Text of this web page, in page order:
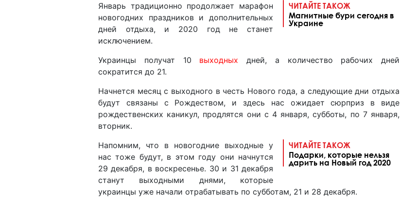
ЧИТАЙТЕ ТАКОЖ
Магнитные бури сегодня в
Украине
Январь традиционно продолжает марафон
новогодних праздников и дополнительных
дней отдыха, и 2020 год не станет
исключением.
Украинцы получат 10 выходных дней, а количество рабочих дней
сократится до 21.
Начнется месяц с выходного в честь Нового года, а следующие дни отдыха
будут связаны с Рождеством, и здесь нас ожидает сюрприз в виде
рождественских каникул, продлятся они с 4 января, субботы, по 7 января,
вторник.
ЧИТАЙТЕ ТАКОЖ
Подарки, которые нельзя
дарить на Новый год 2020
Напомним, что в новогодние выходные у
нас тоже будут, в этом году они начнутся
29 декабря, в воскресенье. 30 и 31 декабря
станут выходными днями, которые
украинцы уже начали отрабатывать по субботам, 21 и 28 декабря.